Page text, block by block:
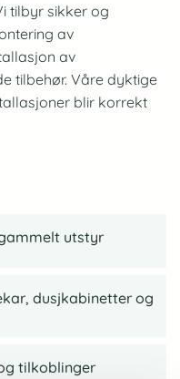
tilbyr sikker og
av
av
tilbehør. Våre dyktige
blir korrekt
utstyr
dusjkabinetter og
tilkoblinger